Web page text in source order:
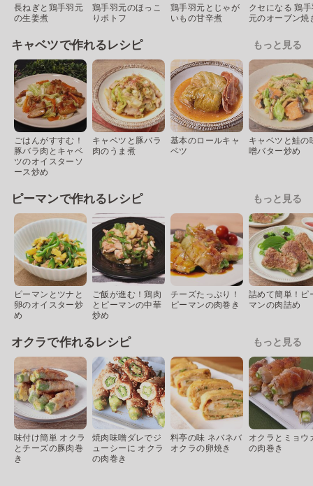
長ねぎと鶏手羽元
の生姜煮
鶏手羽元のほっこ
りポトフ
鶏手羽元とじゃが
いもの甘辛煮
クセになる 鶏
元のオーブン焼
キャベツで作れるレシピ もっと見る
ごはんがすすむ！
豚バラ肉とキャベ
ツのオイスターソ
ース炒め
キャベツと豚バラ
肉のうま煮
基本のロールキャ
ベツ
キャベツと鮭の
噌バター炒め
ピーマンで作れるレシピ もっと見る
ピーマンとツナと
卵のオイスター炒
め
ご飯が進む！鶏肉
とピーマンの中華
炒め
チーズたっぷり！
ピーマンの肉巻き
詰めて簡単！ピ
マンの肉詰め
オクラで作れるレシピ もっと見る
味付け簡単 オクラ
とチーズの豚肉巻
き
焼肉味噌ダレでジ
ューシーに オクラ
の肉巻き
料亭の味 ネバネバ
オクラの卵焼き
オクラとミョウ
の肉巻き